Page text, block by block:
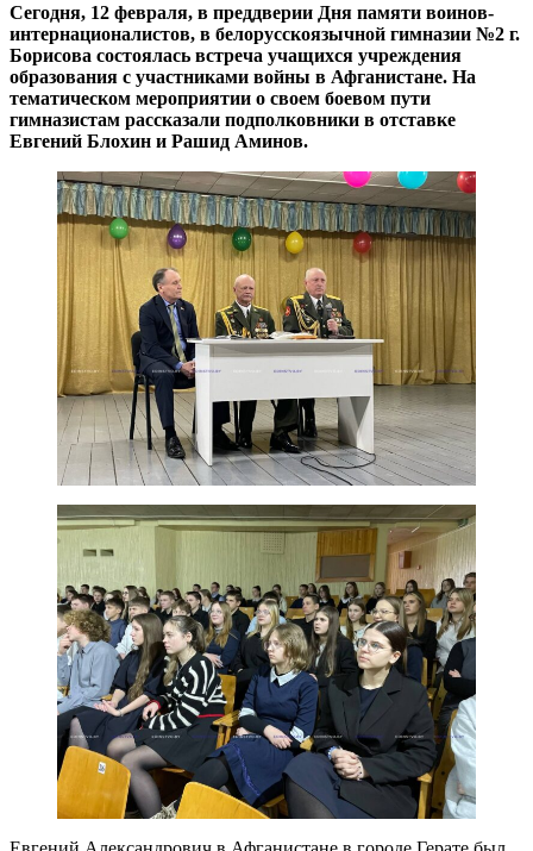
Сегодня, 12 февраля, в преддверии Дня памяти воинов-
интернационалистов, в белорусскоязычной гимназии №2 г.
Борисова состоялась встреча учащихся учреждения
образования с участниками войны в Афганистане. На
тематическом мероприятии о своем боевом пути
гимназистам рассказали подполковники в отставке
Евгений Блохин и Рашид Аминов.